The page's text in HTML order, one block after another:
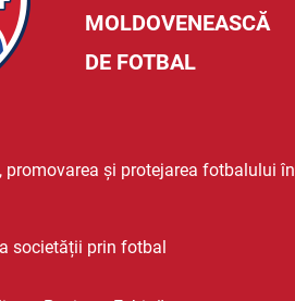
MOLDOVENEASCĂ
DE FOTBAL
promovarea și protejarea fotbalului în
societății prin fotbal